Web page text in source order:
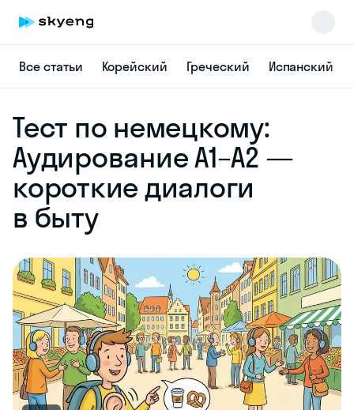
Все статьи Корейский Греческий Испанский
Тест по немецкому:
Аудирование A1–A2 —
короткие диалоги
в быту
online